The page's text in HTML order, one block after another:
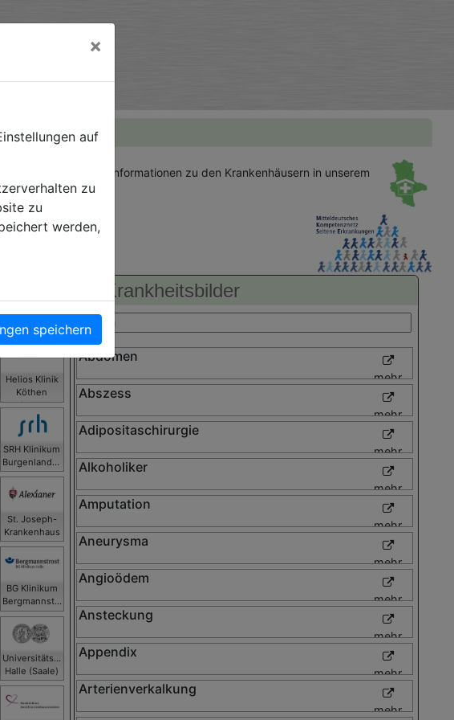
Sie alle wichtigen
Informationen zu den Krankenhäusern in unserem
Helios Klinik
Köthen
GmbH
SRH Klinikum
Burgenlandkreis
GmbH, SRH
Klinikum
Zeitz
St. Joseph-
Krankenhaus
Dessau
BG Klinikum
Bergmannstrost
Halle
Universitätsklinikum
Halle (Saale)
Krankheitsbilder
Abdomen
mehr
Abszess
mehr
Adipositaschirurgie
mehr
Alkoholiker
mehr
Amputation
mehr
Aneurysma
mehr
Angioödem
mehr
Ansteckung
mehr
Appendix
mehr
Arterienverkalkung
mehr
×
auf
zu
zu
werden,
speichern